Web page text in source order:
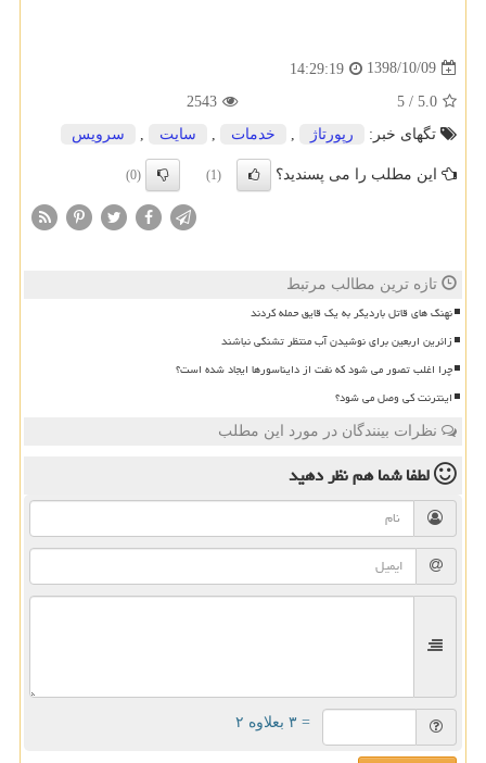
1398/10/09
14:29:19
5.0
/
5
2543
تگهای خبر:
رپورتاژ خدمات سایت سرویس
این مطلب را می پسندید؟ (1)
(0)
تازه ترین مطالب مرتبط
نهنگ های قاتل باردیگر به یک قایق حمله کردند
زائرین اربعین برای نوشیدن آب منتظر تشنگی نباشند
چرا اغلب تصور می شود که نفت از دایناسورها ایجاد شده است؟
اینترنت کی وصل می شود؟
نظرات بینندگان در مورد این مطلب
لطفا شما همنظر دهید
= ۳ بعلاوه ۲